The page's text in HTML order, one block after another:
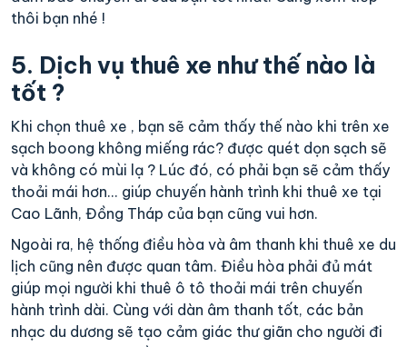
thôi bạn nhé !
5. Dịch vụ thuê xe như thế nào là
tốt ?
Khi chọn thuê xe , bạn sẽ cảm thấy thế nào khi trên xe
sạch boong không miếng rác? được quét dọn sạch sẽ
và không có mùi lạ ? Lúc đó, có phải bạn sẽ cảm thấy
thoải mái hơn... giúp chuyến hành trình khi thuê xe tại
Cao Lãnh, Đồng Tháp của bạn cũng vui hơn.
Ngoài ra, hệ thống điều hòa và âm thanh khi thuê xe du
lịch cũng nên được quan tâm. Điều hòa phải đủ mát
giúp mọi người khi thuê ô tô thoải mái trên chuyến
hành trình dài. Cùng với dàn âm thanh tốt, các bản
nhạc du dương sẽ tạo cảm giác thư giãn cho người đi